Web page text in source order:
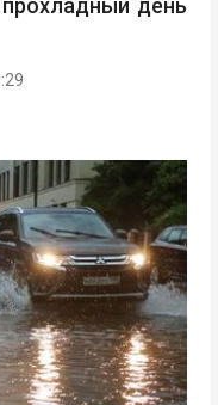
день